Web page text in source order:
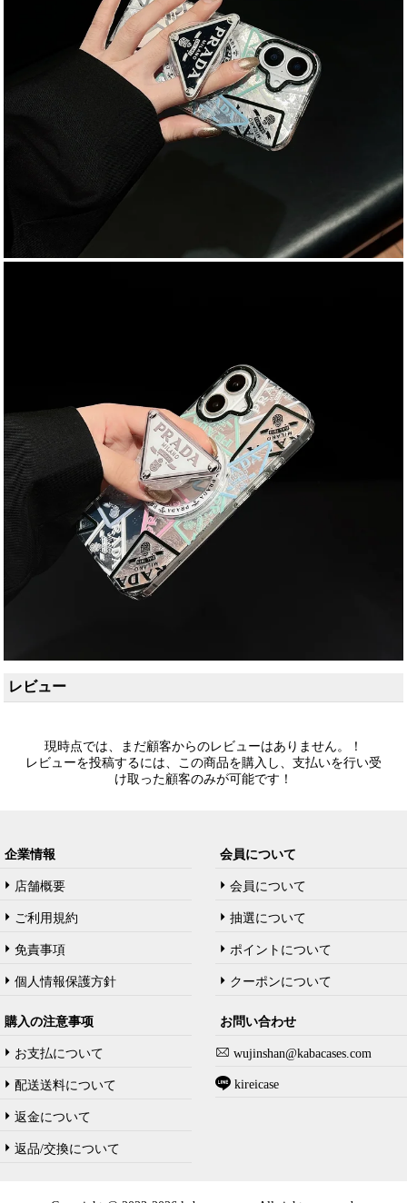
レビュー
現時点では、まだ顧客からのレビューはありません。！
レビューを投稿するには、この商品を購入し、支払いを行い受
け取った顧客のみが可能です！
企業情報
店舗概要
ご利用規約
免責事項
個人情報保護方針
会員について
会員について
抽選について
ポイントについて
クーポンについて
購入の注意事项
お支払について
配送送料について
返金について
返品/交換について
お問い合わせ
wujinshan@kabacases.com
kireicase